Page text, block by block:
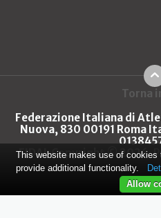
Torna
Federazione Italiana di
Nuova, 830 00191 Roma
FIDAL Copyright © 2026
This website makes use of cookies
provide additional functionality.
Allow